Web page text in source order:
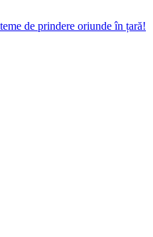
de prindere oriunde în țară!